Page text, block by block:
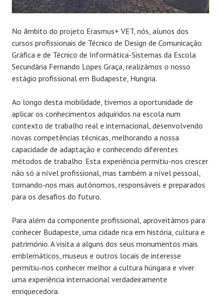
No âmbito do projeto Erasmus+ VET, nós, alunos dos
cursos profissionais de Técnico de Design de Comunicação
Gráfica e de Técnico de Informática-Sistemas da Escola
Secundária Fernando Lopes Graça, realizámos o nosso
estágio profissional em Budapeste, Hungria.
Ao longo desta mobilidade, tivemos a oportunidade de
aplicar os conhecimentos adquiridos na escola num
contexto de trabalho real e internacional, desenvolvendo
novas competências técnicas, melhorando a nossa
capacidade de adaptação e conhecendo diferentes
métodos de trabalho. Esta experiência permitiu-nos crescer
não só a nível profissional, mas também a nível pessoal,
tornando-nos mais autónomos, responsáveis e preparados
para os desafios do futuro.
Para além da componente profissional, aproveitámos para
conhecer Budapeste, uma cidade rica em história, cultura e
património. A visita a alguns dos seus monumentos mais
emblemáticos, museus e outros locais de interesse
permitiu-nos conhecer melhor a cultura húngara e viver
uma experiência internacional verdadeiramente
enriquecedora.